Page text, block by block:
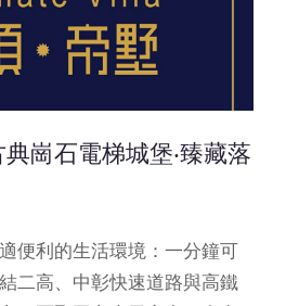
崗石電梯城堡‧臻藏落
便利的生活環境：一分鐘可
二高、中彰快速道路與高鐵